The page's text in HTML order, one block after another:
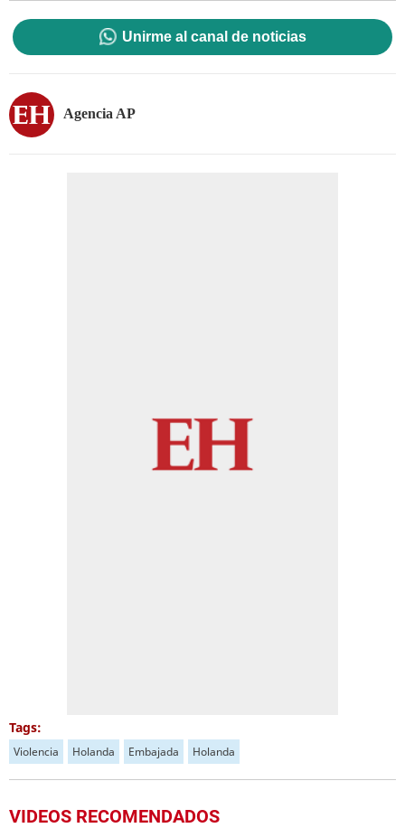
Unirme al canal de noticias
Agencia AP
Tags:
Violencia Holanda Embajada Holanda
VIDEOS RECOMENDADOS